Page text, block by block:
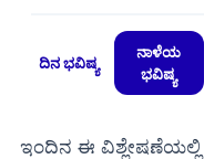
ದಿನ ಭವಿಷ್ಯ
ನಾಳೆಯ
ಭವಿಷ್ಯ
ಇಂದಿನ ಈ ವಿಶ್ಲೇಷಣೆಯಲ್ಲಿ